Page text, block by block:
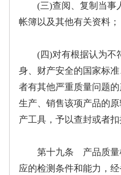
(三)查阅、复制当事人
帐簿以及其他有关资料；
(四)对有根据认为不
身、财产安全的国家标
者有其他严重质量问题
生产、销售该项产品的
产工具，予以查封或者扣
第十九条 产品质量
应的检测条件和能力，